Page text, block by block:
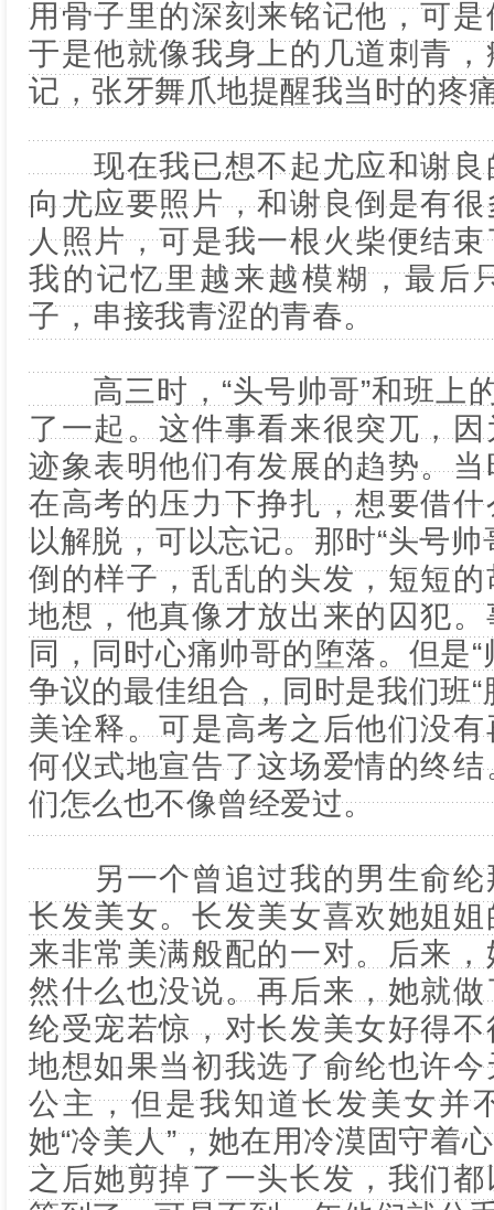
用骨子里的深刻来铭记他，可
于是他就像我身上的几道刺青
记，张牙舞爪地提醒我当时的疼
现在我已想不起尤应和谢良
向尤应要照片，和谢良倒是有
人照片，可是我一根火柴便结
我的记忆里越来越模糊，最后
子，串接我青涩的青春。
高三时，“头号帅哥”和班上的
了一起。这件事看来很突兀，
迹象表明他们有发展的趋势。
在高考的压力下挣扎，想要借
以解脱，可以忘记。那时“头号
倒的样子，乱乱的头发，短短
地想，他真像才放出来的囚犯
同，同时心痛帅哥的堕落。但是
争议的最佳组合，同时是我们班
美诠释。可是高考之后他们没
何仪式地宣告了这场爱情的终
们怎么也不像曾经爱过。
另一个曾追过我的男生俞纶
长发美女。长发美女喜欢她姐
来非常美满般配的一对。后来
然什么也没说。再后来，她就
纶受宠若惊，对长发美女好得
地想如果当初我选了俞纶也许
公主，但是我知道长发美女并
她“冷美人”，她在用冷漠固守着
之后她剪掉了一头长发，我们